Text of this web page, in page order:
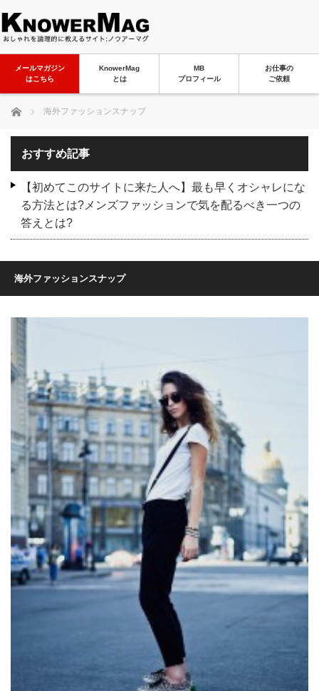
メールマガジン
はこちら
KnowerMag
とは
MB
プロフィール
お仕事の
ご依頼
ホーム 海外ファッションスナップ
おすすめ記事
【初めてこのサイトに来た人へ】最も早くオシャレにな
る方法とは?メンズファッションで気を配るべき一つの
答えとは?
海外ファッションスナップ